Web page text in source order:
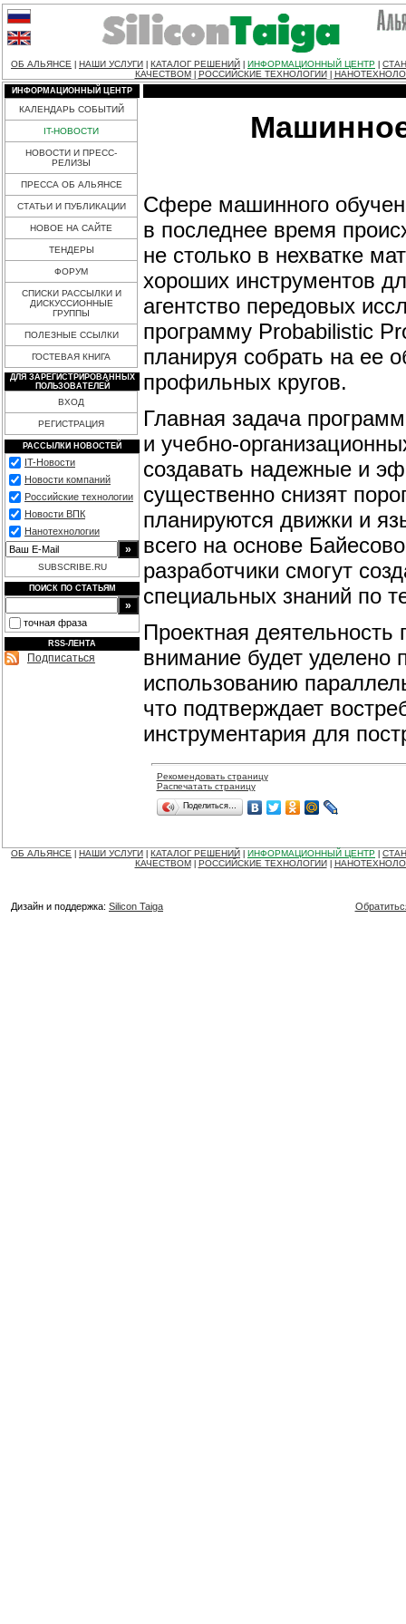
ОБ АЛЬЯНСЕ НАШИ УСЛУГИ КАТАЛОГ РЕШЕНИЙ ИНФОРМАЦИОННЫЙ ЦЕНТР
КАЧЕСТВОМ
РОССИЙСКИЕ ТЕХНОЛОГИИ
ИНФОРМАЦИОННЫЙ ЦЕНТР
КАЛЕНДАРЬ СОБЫТИЙ
IT-НОВОСТИ
НОВОСТИ И ПРЕСС-
РЕЛИЗЫ
ПРЕССА ОБ АЛЬЯНСЕ
СТАТЬИ И ПУБЛИКАЦИИ
НОВОЕ НА САЙТЕ
ТЕНДЕРЫ
ФОРУМ
СПИСКИ РАССЫЛКИ И
ДИСКУССИОННЫЕ
ГРУППЫ
ПОЛЕЗНЫЕ ССЫЛКИ
ГОСТЕВАЯ КНИГА
ДЛЯ ЗАРЕГИСТРИРОВАННЫХ
ПОЛЬЗОВАТЕЛЕЙ
ВХОД
РЕГИСТРАЦИЯ
РАССЫЛКИ НОВОСТЕЙ
IT-Новости
Новости компаний
Российские технологии
Новости ВПК
Нанотехнологии
SUBSCRIBE.RU
ПОИСК ПО СТАТЬЯМ
точная фраза
RSS-ЛЕНТА
Подписаться
Сфере машинного
в последнее время
не столько в нехватке
хороших инструментов
агентство передовых
программу Probabilistic
планируя собрать на ее
профильных кругов.
Главная задача
и учебно-
создавать надежные и
существенно снизят
планируются движки и
всего на основе
разработчики смогут
специальных знаний по
Проектная
внимание будет уделено
использованию
что подтверждает
инструментария для
Рекомендовать страницу
Распечатать страницу
Поделиться…
ОБ АЛЬЯНСЕ НАШИ УСЛУГИ КАТАЛОГ РЕШЕНИЙ ИНФОРМАЦИОННЫЙ ЦЕНТР
КАЧЕСТВОМ
РОССИЙСКИЕ ТЕХНОЛОГИИ
Дизайн и поддержка: Silicon Taiga